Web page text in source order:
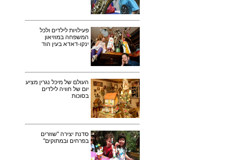
פעילויות לילדים ולכל
המשפחה במוזיאון
ינקו-דאדא בעין הוד
העולם של מיכל נגרין מציע
יום של חוויה לילדים
בסוכות
סדנת יצירה "שוזרים
בפרחים ובמתוקים"